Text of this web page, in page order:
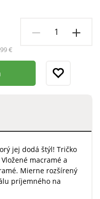
€
jej dodá štýl! Tričko
macramé a
Mierne rozšírený
príjemného na